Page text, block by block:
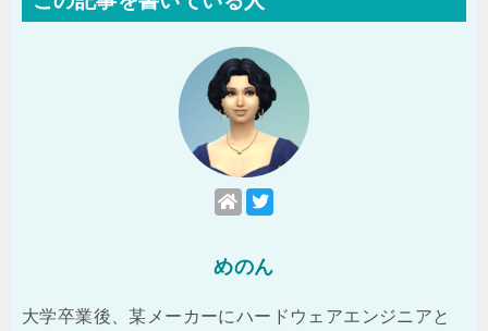
めのん
大学卒業後、某メーカーにハードウェアエンジニアと